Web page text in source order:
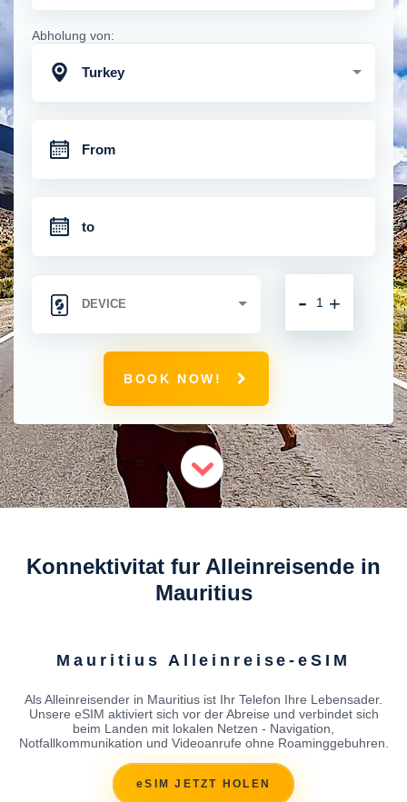
Abholung von:
Turkey
+
-
BOOK NOW!
Konnektivitat fur Alleinreisende in
Mauritius
Mauritius Alleinreise-eSIM
Als Alleinreisender in Mauritius ist Ihr Telefon Ihre Lebensader.
Unsere eSIM aktiviert sich vor der Abreise und verbindet sich
beim Landen mit lokalen Netzen - Navigation,
Notfallkommunikation und Videoanrufe ohne Roaminggebuhren.
eSIM JETZT HOLEN